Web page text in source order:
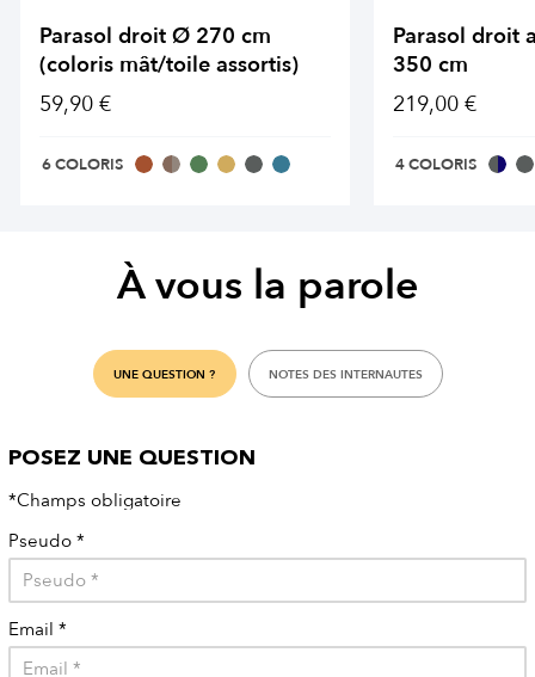
Parasol droit Ø 270 cm
(coloris mât/toile assortis)
59,90 €
6 COLORIS
Parasol droit
350 cm
219,00 €
4 COLORIS
À vous la parole
UNE QUESTION ? NOTES DES INTERNAUTES
POSEZ UNE QUESTION
*Champs obligatoire
Pseudo *
Email *